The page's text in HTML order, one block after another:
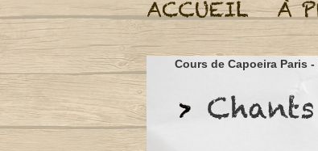
Cours de Capoeira Paris -